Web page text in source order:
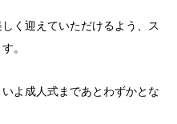
く迎えていただけるよう、ス
。
よ成人式まであとわずかとな